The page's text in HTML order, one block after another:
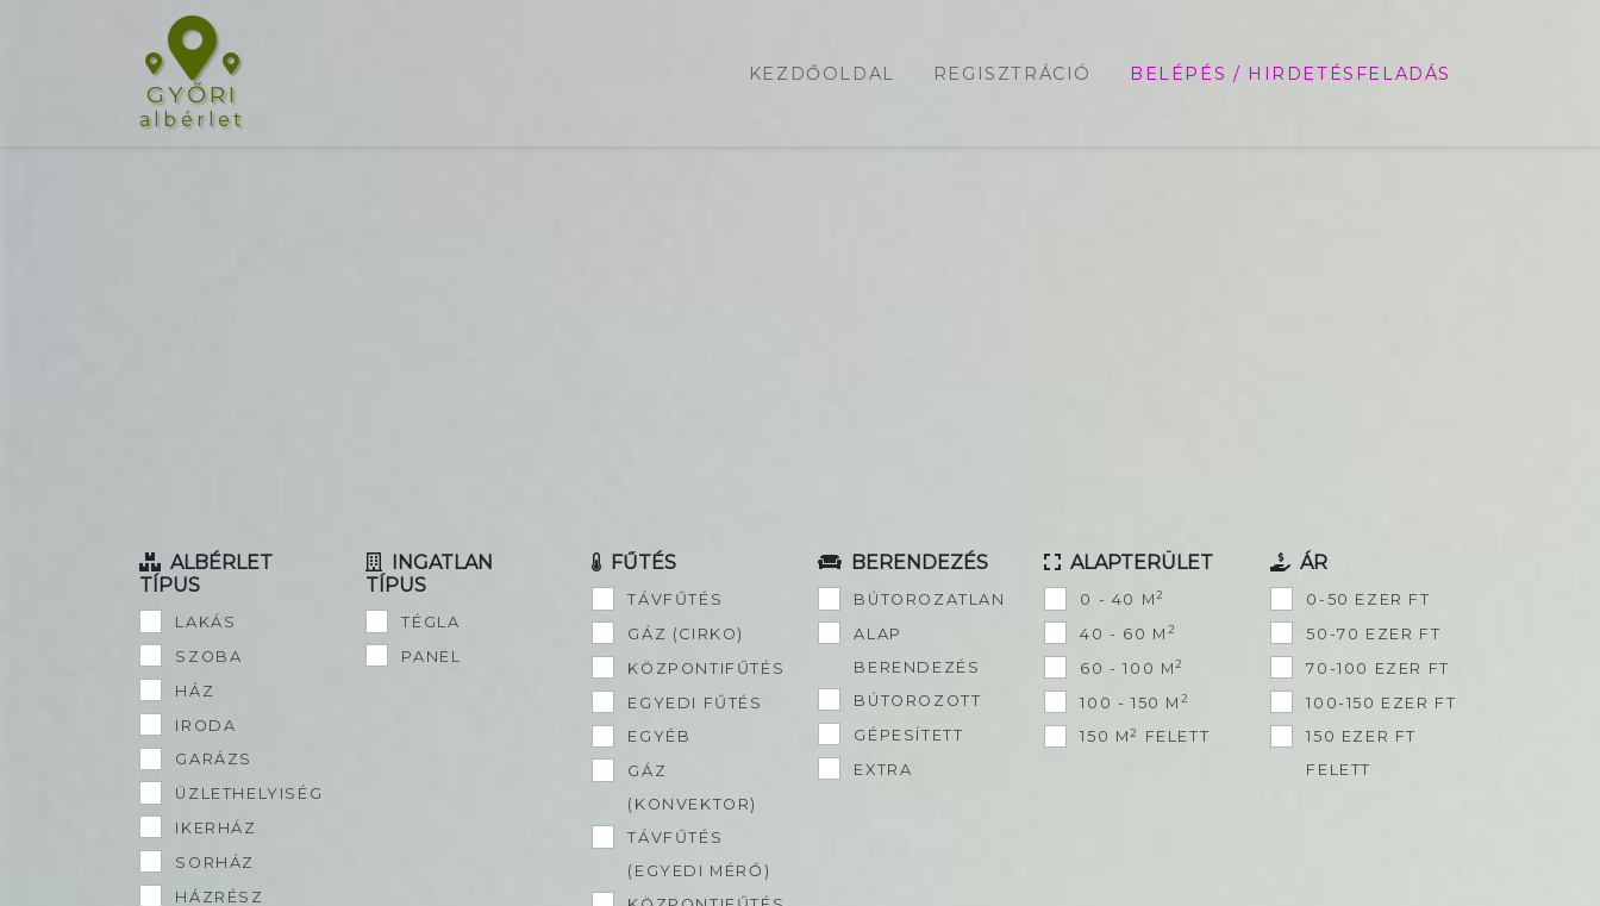
GYŐRI
albérlet
KEZDŐOLDAL REGISZTRÁCIÓ BELÉPÉS / HIRDETÉSFELADÁS
ALBÉRLET
TÍPUS
LAKÁS
SZOBA
HÁZ
IRODA
GARÁZS
ÜZLETHELYISÉG
IKERHÁZ
SORHÁZ
HÁZRÉSZ
INGATLAN
TÍPUS
TÉGLA
PANEL
FŰTÉS
TÁVFŰTÉS
GÁZ (CIRKO)
KÖZPONTIFŰTÉS
EGYEDI FŰTÉS
EGYÉB
GÁZ
(KONVEKTOR)
TÁVFŰTÉS
(EGYEDI MÉRŐ)
BERENDEZÉS
BÚTOROZATLAN
ALAP
BERENDEZÉS
BÚTOROZOTT
GÉPESÍTETT
EXTRA
ALAPTERÜLET
0 - 40 M2
40 - 60 M 2
60 - 100 M2
100 - 150 M 2
150 M2 FELETT
ÁR
0-50 EZER FT
50-70 EZER FT
70-100 EZER FT
100-150 EZER FT
150 EZER FT
FELETT